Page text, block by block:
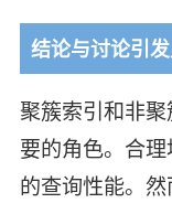
结论与讨论引
聚簇索引和非
要的角色。合
的查询性能。